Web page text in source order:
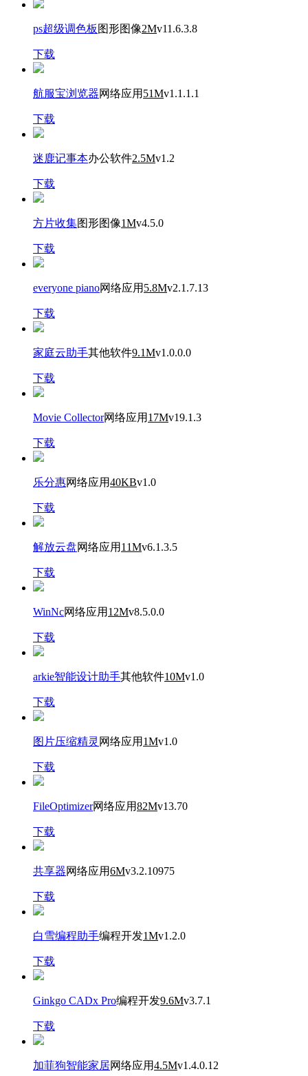
ps超级调色板 图形图像2Mv11.6.3.8
下载
航服宝浏览器网络应用 51Mv1.1.1.1
下载
迷鹿记事本办公软件2.5Mv1.2
下载
方片收集图形图像1Mv4.5.0
下载
everyone piano网络应用 5.8Mv2.1.7.13
下载
家庭云助手其他软件9.1Mv1.0.0.0
下载
Movie Collector网络应用 17Mv19.1.3
下载
乐分惠网络应用40KBv1.0
下载
解放云盘网络应用 11Mv6.1.3.5
下载
WinNc网络应用 12Mv8.5.0.0
下载
arkie智能设计助手其他软件10Mv1.0
下载
图片压缩精灵 网络应用 1Mv1.0
下载
FileOptimizer网络应用82Mv13.70
下载
共享器网络应用6Mv3.2.10975
下载
白雪编程助手编程开发1Mv1.2.0
下载
Ginkgo CADx Pro编程开发9.6Mv3.7.1
下载
加菲狗智能家居网络应用4.5Mv1.4.0.12